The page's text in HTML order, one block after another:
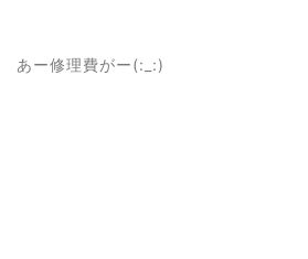
あー修理費がー(:_:)